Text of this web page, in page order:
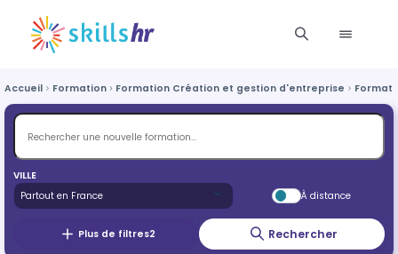
Accueil Formation Formation Création et gestion d'entreprise
VILLE
À distance
Plus de filtres2 Rechercher